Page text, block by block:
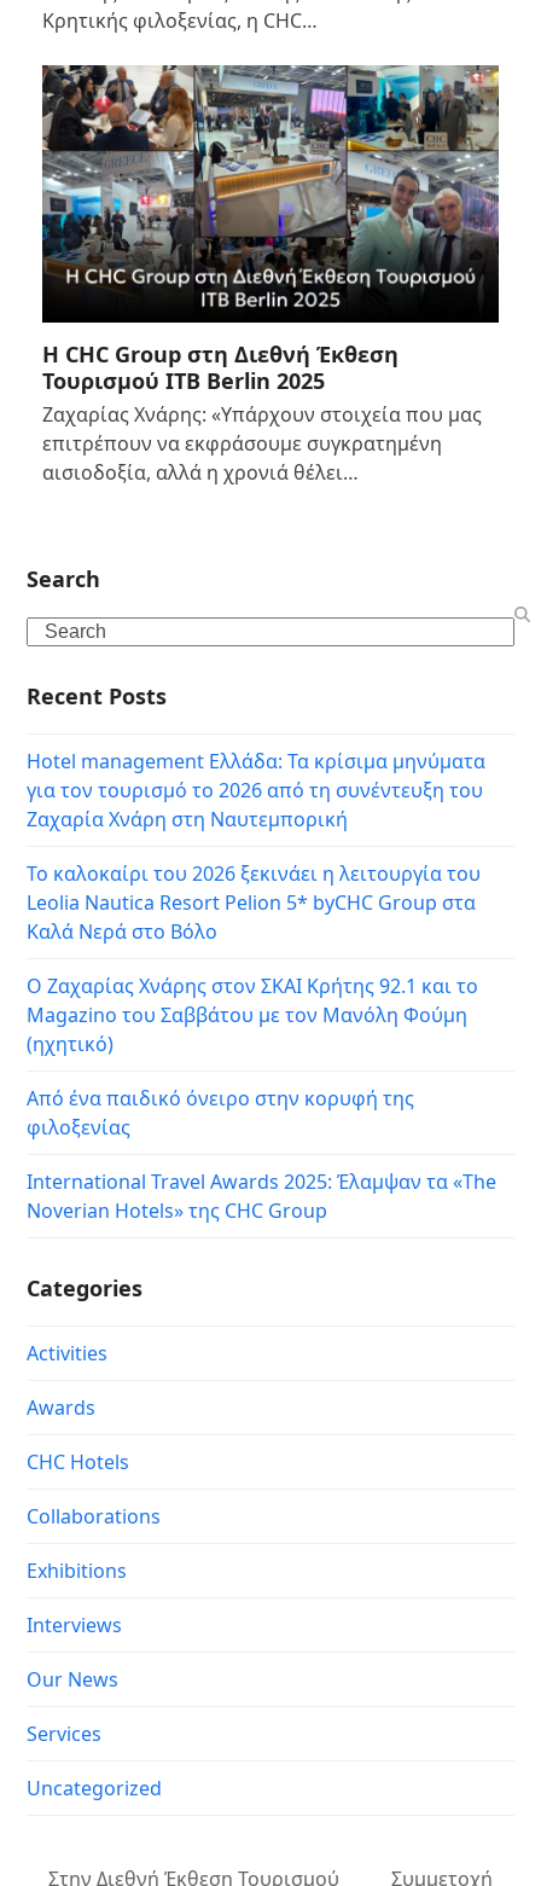
Κρητικής φιλοξενίας, η CHC…
Η CHC Group στη Διεθνή Έκθεση
Τουρισμού ITB Berlin 2025
Ζαχαρίας Χνάρης: «Υπάρχουν στοιχεία που μας
επιτρέπουν να εκφράσουμε συγκρατημένη
αισιοδοξία, αλλά η χρονιά θέλει…
Search
Search
Recent Posts
Hotel management Ελλάδα: Τα κρίσιμα μηνύματα
για τον τουρισμό το 2026 από τη συνέντευξη του
Ζαχαρία Χνάρη στη Ναυτεμπορική
Το καλοκαίρι του 2026 ξεκινάει η λειτουργία του
Leolia Nautica Resort Pelion 5* byCHC Group στα
Καλά Νερά στο Βόλο
Ο Ζαχαρίας Χνάρης στον ΣΚΑΙ Κρήτης 92.1 και το
Magazino του Σαββάτου με τον Μανόλη Φούμη
(ηχητικό)
Από ένα παιδικό όνειρο στην κορυφή της
φιλοξενίας
International Travel Awards 2025: Έλαμψαν τα «The
Noverian Hotels» της CHC Group
Categories
Activities
Awards
CHC Hotels
Collaborations
Exhibitions
Interviews
Our News
Services
Uncategorized
Στην Διεθνή Έκθεση Τουρισμού Συμμετοχή